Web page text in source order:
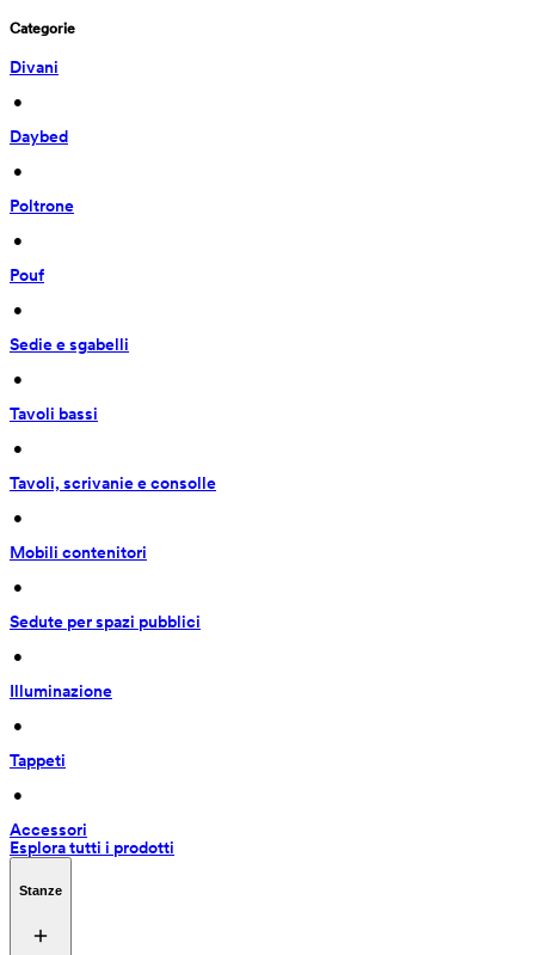
Categorie
Divani
•
Daybed
•
Poltrone
•
Pouf
•
Sedie e sgabelli
•
Tavoli bassi
•
Tavoli, scrivanie e consolle
•
Mobili contenitori
•
Sedute per spazi pubblici
•
Illuminazione
•
Tappeti
•
Accessori
Esplora tutti i prodotti
Stanze